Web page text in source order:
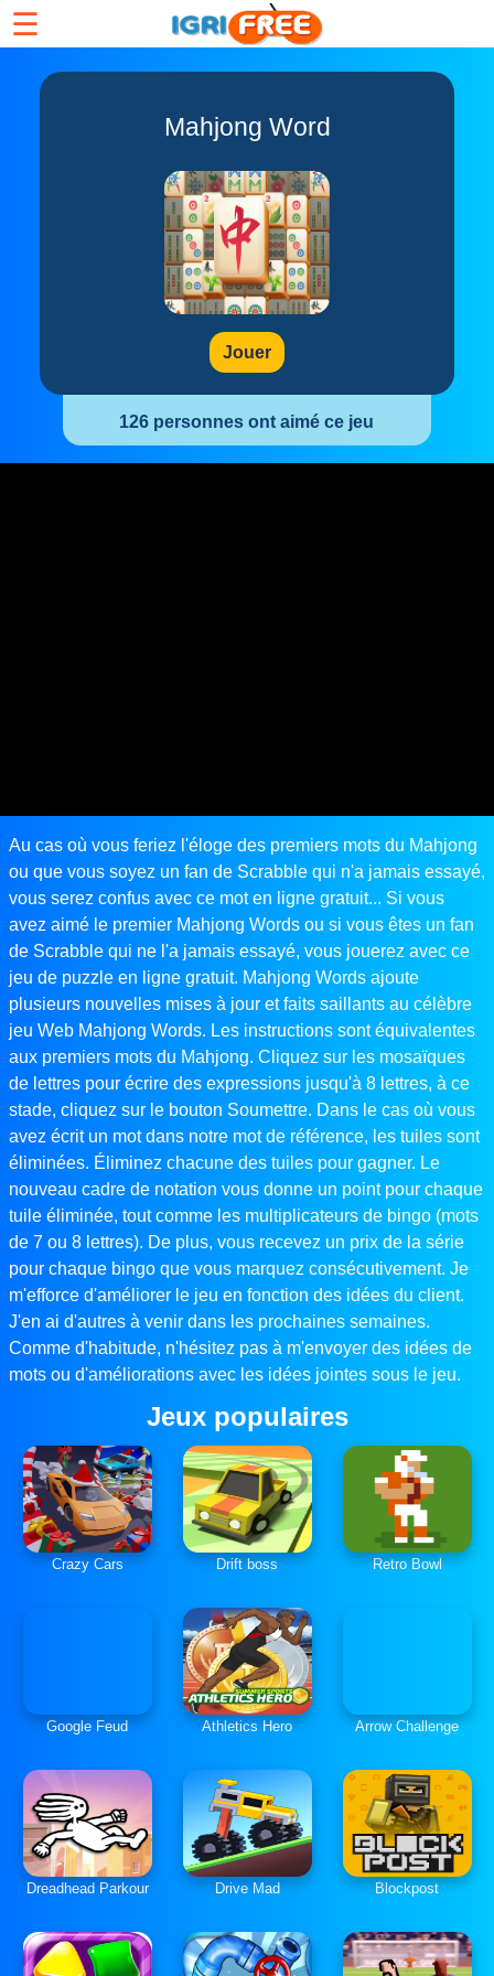
☰
Mahjong Word
Jouer
126 personnes ont aimé ce jeu
Au cas où vous feriez l'éloge des premiers mots du Mahjong
ou que vous soyez un fan de Scrabble qui n'a jamais essayé,
vous serez confus avec ce mot en ligne gratuit... Si vous
avez aimé le premier Mahjong Words ou si vous êtes un fan
de Scrabble qui ne l'a jamais essayé, vous jouerez avec ce
jeu de puzzle en ligne gratuit. Mahjong Words ajoute
plusieurs nouvelles mises à jour et faits saillants au célèbre
jeu Web Mahjong Words. Les instructions sont équivalentes
aux premiers mots du Mahjong. Cliquez sur les mosaïques
de lettres pour écrire des expressions jusqu'à 8 lettres, à ce
stade, cliquez sur le bouton Soumettre. Dans le cas où vous
avez écrit un mot dans notre mot de référence, les tuiles sont
éliminées. Éliminez chacune des tuiles pour gagner. Le
nouveau cadre de notation vous donne un point pour chaque
tuile éliminée, tout comme les multiplicateurs de bingo (mots
de 7 ou 8 lettres). De plus, vous recevez un prix de la série
pour chaque bingo que vous marquez consécutivement. Je
m'efforce d'améliorer le jeu en fonction des idées du client.
J'en ai d'autres à venir dans les prochaines semaines.
Comme d'habitude, n'hésitez pas à m'envoyer des idées de
mots ou d'améliorations avec les idées jointes sous le jeu.
Jeux populaires
Crazy Cars Drift boss Retro Bowl
Google Feud Athletics Hero Arrow Challenge
Dreadhead Parkour Drive Mad Blockpost